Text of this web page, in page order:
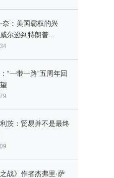
奈：美国霸权的兴
尔逊到特朗普...
“一带一路”五周年回
茨：贸易并不是最终
之战》作者杰弗里·萨